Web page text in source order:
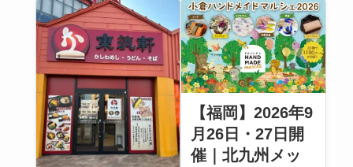
【福岡】2026年9
月26日・27日開
催｜北九州メッ